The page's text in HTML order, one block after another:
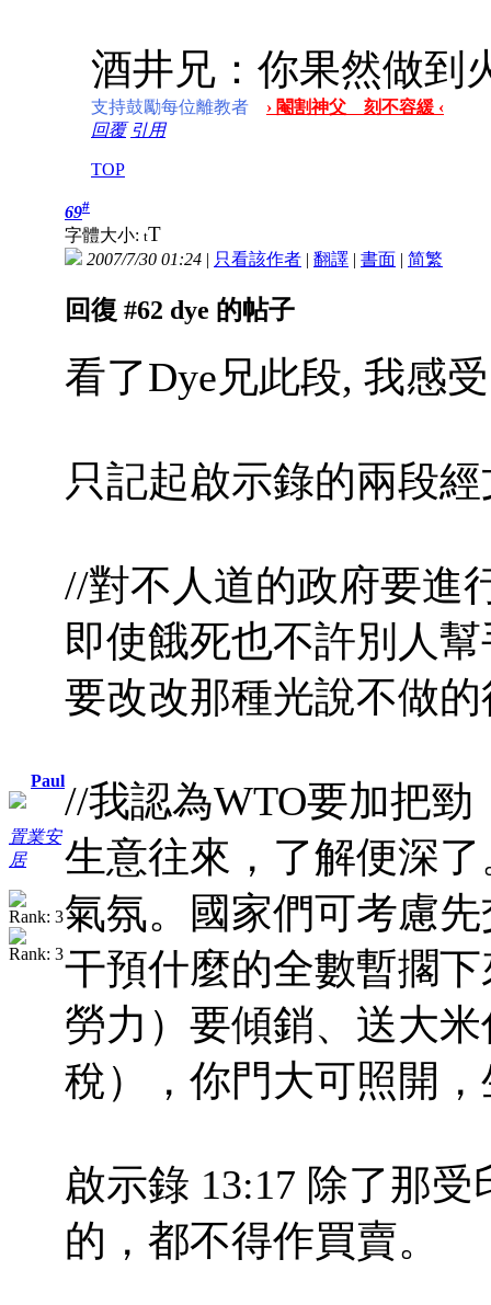
酒井兄：你果然做到
支持鼓勵每位離教者
› 閹割神父 刻不容緩 ‹
回覆 引用
TOP
Paul
置業安
居
69#
字體大小: tT
2007/7/30 01:24 | 只看該作者 | 翻譯 | 書面 | 简繁
回復 #62 dye 的帖子
看了Dye兄此段, 我感
只記起啟示錄的兩段經
//對不人道的政府要進
即使餓死也不許別人
要改改那種光說不做
//我認為WTO要加把
生意往來，了解便深
氣氛。國家們可考慮
干預什麼的全數暫擱
勞力）要傾銷、送大
稅），你門大可照開
啟示錄 13:17 除了那
的，都不得作買賣。